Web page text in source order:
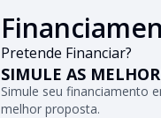
Pretende Financiar?
SIMULE AS
Simule seu financiamento
melhor proposta.